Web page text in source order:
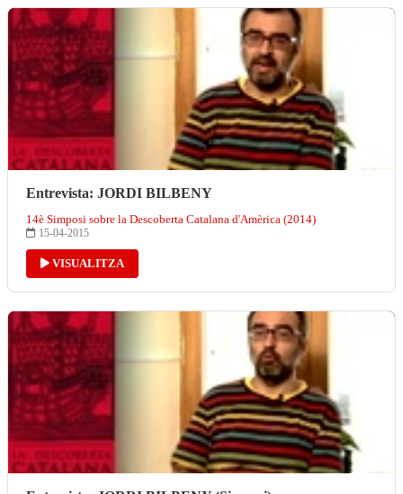
Entrevista: JORDI BILBENY
14è Simposi sobre la Descoberta Catalana d'Amèrica (2014)
15-04-2015
VISUALITZA